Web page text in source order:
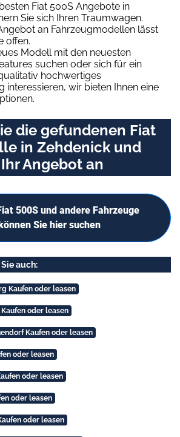
Fiat 500S Angebote in
Sie sich Ihren Traumwagen.
an Fahrzeugmodellen lässt
offen.
Modell mit den neuesten
suchen oder sich für ein
hochwertiges
interessieren, wir bieten Ihnen eine
die gefundenen Fiat
in Zehdenick und
Angebot an
500S und andere Fahrzeuge
können Sie hier suchen
auch:
Kaufen oder leasen
oder leasen
Kaufen oder leasen
oder leasen
oder leasen
oder leasen
oder leasen